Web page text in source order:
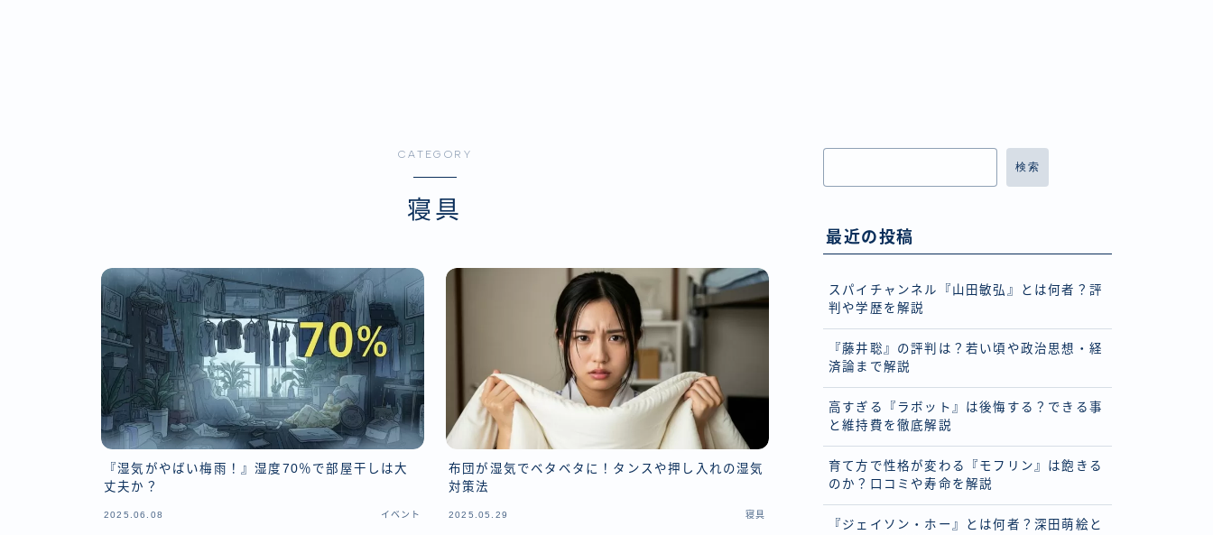
CATEGORY
寝具
『湿気がやばい梅雨！』湿度70％で部屋干しは大
丈夫か？
2025.06.08 イベント
布団が湿気でベタベタに！タンスや押し入れの湿気
対策法
2025.05.29 寝具
検索
最近の投稿
スパイチャンネル『山田敏弘』とは何者？評
判や学歴を解説
『藤井聡』の評判は？若い頃や政治思想・経
済論まで解説
高すぎる『ラボット』は後悔する？できる事
と維持費を徹底解説
育て方で性格が変わる『モフリン』は飽きる
のか？口コミや寿命を解説
『ジェイソン・ホー』とは何者？深田萌絵と